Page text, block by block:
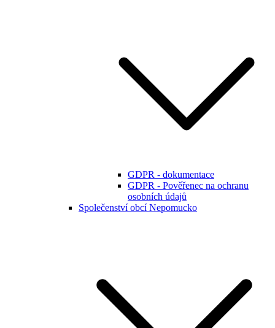
GDPR - dokumentace
GDPR - Pověřenec na ochranu
osobních údajů
Společenství obcí Nepomucko